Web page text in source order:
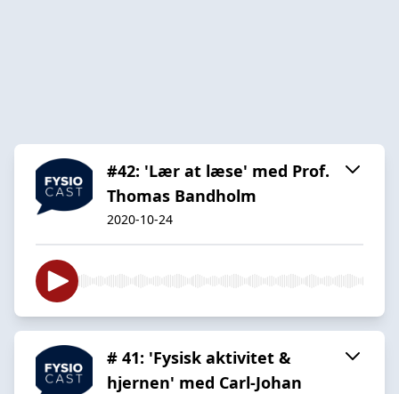
#42: 'Lær at læse' med Prof.
Thomas Bandholm
2020-10-24
# 41: 'Fysisk aktivitet &
hjernen' med Carl-Johan